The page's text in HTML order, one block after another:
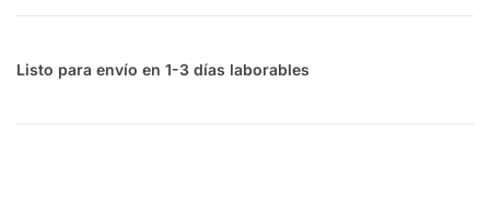
Listo para envío en 1-3 días laborables